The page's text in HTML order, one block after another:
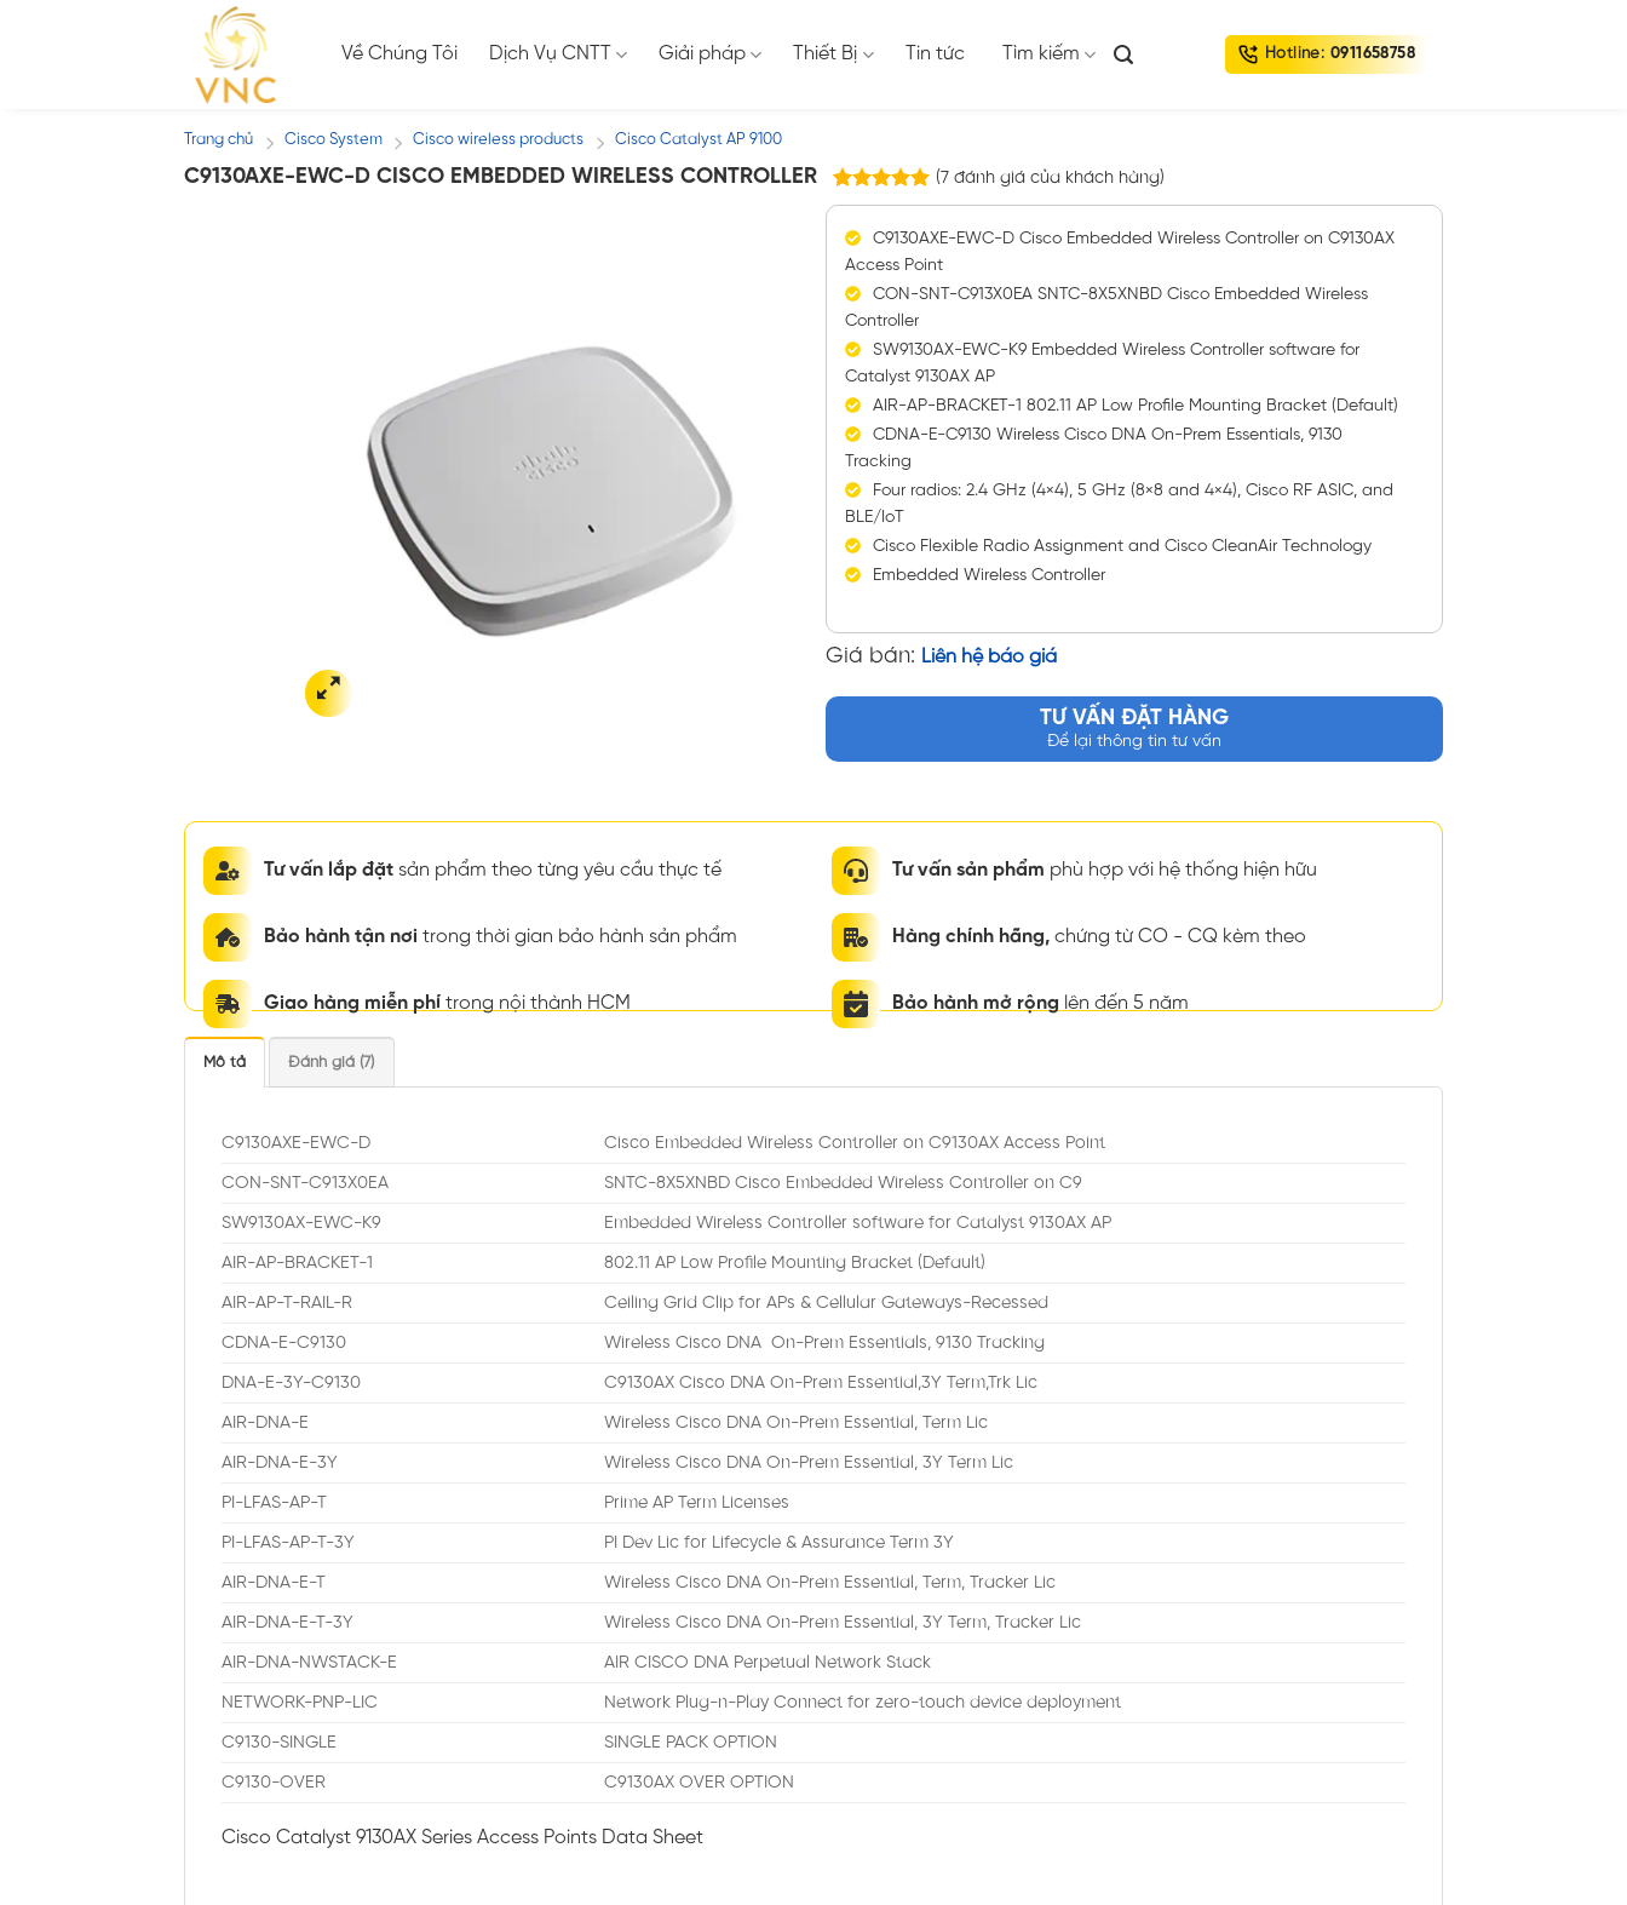
Về Chúng Tôi Dịch Vụ CNTT Giải pháp Thiết Bị Tin tức Tìm kiếm Hotline: 0911658758
Trang chủ / Cisco System / Cisco wireless products / Cisco Catalyst AP 9100
C9130AXE-EWC-D CISCO EMBEDDED WIRELESS CONTROLLER
5.00trên
5 dựa trên
7
đánh giá
(7đánh giá của khách hàng)
C9130AXE-EWC-D Cisco Embedded Wireless Controller on C9130AX
Access Point
CON-SNT-C913X0EA SNTC-8X5XNBD Cisco Embedded Wireless
Controller
SW9130AX-EWC-K9 Embedded Wireless Controller software for
Catalyst 9130AX AP
AIR-AP-BRACKET-1 802.11 AP Low Profile Mounting Bracket (Default)
CDNA-E-C9130 Wireless Cisco DNA On-Prem Essentials, 9130
Tracking
Four radios: 2.4 GHz (4×4), 5 GHz (8×8 and 4×4), Cisco RF ASIC, and
BLE/IoT
Cisco Flexible Radio Assignment and Cisco CleanAir Technology
Embedded Wireless Controller
Giá bán: Liên hệ báo giá
TƯ VẤN ĐẶT HÀNG
Để lại thông tin tư vấn
Tư vấn lắp đặt sản phẩm theo từng yêu cầu thực tế
Bảo hành tận nơi trong thời gian bảo hành sản phẩm
Giao hàng miễn phí trong nội thành HCM
Tư vấn sản phẩm phù hợp với hệ thống hiện hữu
Hàng chính hãng, chứng từ CO - CQ kèm theo
Bảo hành mở rộng lên đến 5 năm
Mô tả Đánh giá (7)
C9130AXE-EWC-D Cisco Embedded Wireless Controller on C9130AX Access Point
CON-SNT-C913X0EA SNTC-8X5XNBD Cisco Embedded Wireless Controller on C9
SW9130AX-EWC-K9 Embedded Wireless Controller software for Catalyst 9130AX AP
AIR-AP-BRACKET-1 802.11 AP Low Profile Mounting Bracket (Default)
AIR-AP-T-RAIL-R Ceiling Grid Clip for APs & Cellular Gateways-Recessed
CDNA-E-C9130 Wireless Cisco DNA On-Prem Essentials, 9130 Tracking
DNA-E-3Y-C9130 C9130AX Cisco DNA On-Prem Essential,3Y Term,Trk Lic
AIR-DNA-E Wireless Cisco DNA On-Prem Essential, Term Lic
AIR-DNA-E-3Y Wireless Cisco DNA On-Prem Essential, 3Y Term Lic
PI-LFAS-AP-T Prime AP Term Licenses
PI-LFAS-AP-T-3Y PI Dev Lic for Lifecycle & Assurance Term 3Y
AIR-DNA-E-T Wireless Cisco DNA On-Prem Essential, Term, Tracker Lic
AIR-DNA-E-T-3Y Wireless Cisco DNA On-Prem Essential, 3Y Term, Tracker Lic
AIR-DNA-NWSTACK-E AIR CISCO DNA Perpetual Network Stack
NETWORK-PNP-LIC Network Plug-n-Play Connect for zero-touch device deployment
C9130-SINGLE SINGLE PACK OPTION
C9130-OVER C9130AX OVER OPTION
Cisco Catalyst 9130AX Series Access Points Data Sheet